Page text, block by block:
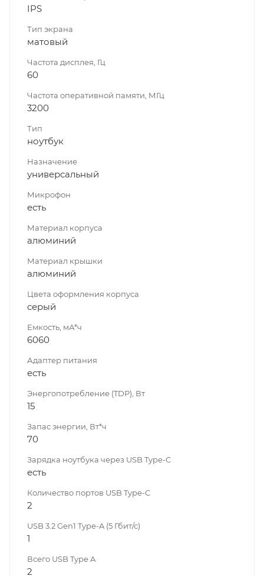
IPS
Тип экрана
матовый
Частота дисплея, Гц
60
Частота оперативной памяти, МГц
3200
Тип
ноутбук
Назначение
универсальный
Микрофон
есть
Материал корпуса
алюминий
Материал крышки
алюминий
Цвета оформления корпуса
серый
Емкость, мА*ч
6060
Адаптер питания
есть
Энергопотребление (TDP), Вт
15
Запас энергии, Вт*ч
70
Зарядка ноутбука через USB Type-C
есть
Количество портов USB Type-C
2
USB 3.2 Gen1 Type-A (5 Гбит/с)
1
Всего USB Type A
2